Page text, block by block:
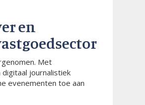
en
Met
journalistiek
evenementen toe aan